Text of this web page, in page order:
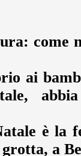
come
ai
è la
a